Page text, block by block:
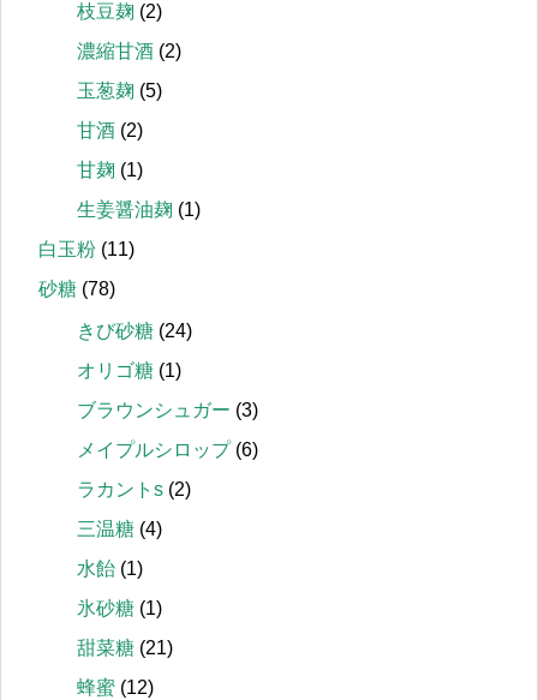
枝豆麹 (2)
濃縮甘酒 (2)
玉葱麹 (5)
甘酒 (2)
甘麹 (1)
生姜醤油麹 (1)
白玉粉 (11)
砂糖 (78)
きび砂糖 (24)
オリゴ糖 (1)
ブラウンシュガー (3)
メイプルシロップ(6)
ラカントs (2)
三温糖 (4)
水飴 (1)
氷砂糖 (1)
甜菜糖 (21)
蜂蜜 (12)